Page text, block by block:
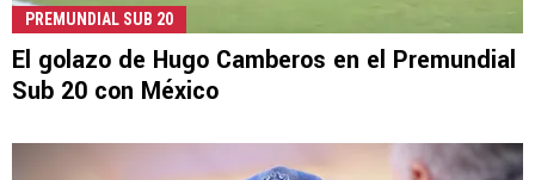
PREMUNDIAL SUB 20
El golazo de Hugo Camberos en el Premundial
Sub 20 con México